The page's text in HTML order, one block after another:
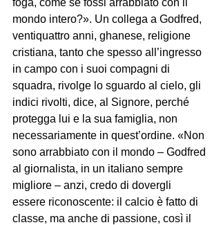
foga, come se fossi arrabbiato con il
mondo intero?». Un collega a Godfred,
ventiquattro anni, ghanese, religione
cristiana, tanto che spesso all’ingresso
in campo con i suoi compagni di
squadra, rivolge lo sguardo al cielo, gli
indici rivolti, dice, al Signore, perché
protegga lui e la sua famiglia, non
necessariamente in quest’ordine. «Non
sono arrabbiato con il mondo – Godfred
al giornalista, in un italiano sempre
migliore – anzi, credo di dovergli
essere riconoscente: il calcio è fatto di
classe, ma anche di passione, così il